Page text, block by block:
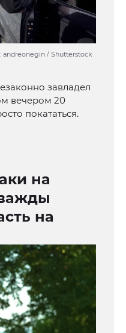
andreonegin / Shutterstock
завладел
вечером 20
покататься.
на
на